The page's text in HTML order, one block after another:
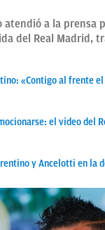
atendió a la prensa
del Real Madrid,
«Contigo al frente
el vídeo del
y Ancelotti en la